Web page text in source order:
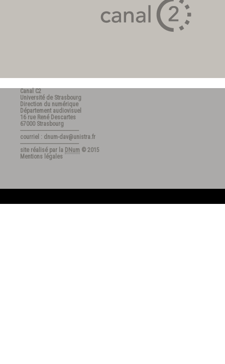
Canal C2
Université de Strasbourg
Direction du numérique
Département audiovisuel
16 rue René Descartes
67000 Strasbourg
---------------------------------------
courriel : dnum-dav@unistra.fr
---------------------------------------
site réalisé par la DNum © 2015
Mentions légales